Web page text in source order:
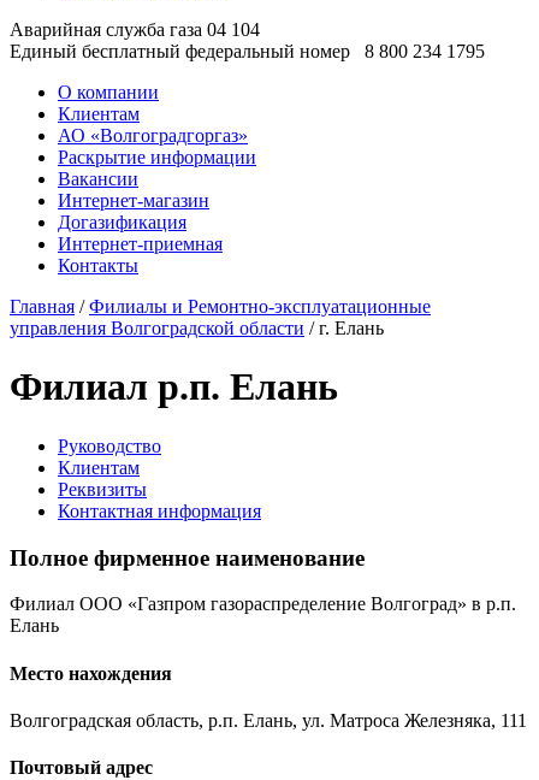
Аварийная служба газа 04 104
Единый бесплатный федеральный номер
8 800 234 1795
О компании
Клиентам
АО «Волгоградгоргаз»
Раскрытие информации
Вакансии
Интернет-магазин
Догазификация
Интернет-приемная
Контакты
Главная /Филиалы и Ремонтно-эксплуатационные
управления Волгоградской области / г. Елань
Филиал р.п. Елань
Руководство
Клиентам
Реквизиты
Контактная информация
Полное фирменное наименование
Филиал ООО «Газпром газораспределение Волгоград» в р.п.
Елань
Место нахождения
Волгоградская область, р.п. Елань, ул. Матроса Железняка, 111
Почтовый адрес